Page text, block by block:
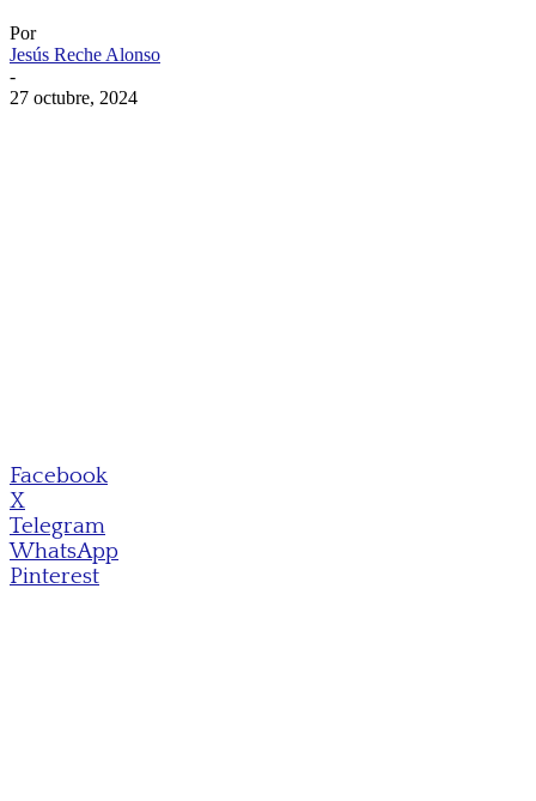
Por
Jesús Reche Alonso
-
27 octubre, 2024
Facebook
X
Telegram
WhatsApp
Pinterest